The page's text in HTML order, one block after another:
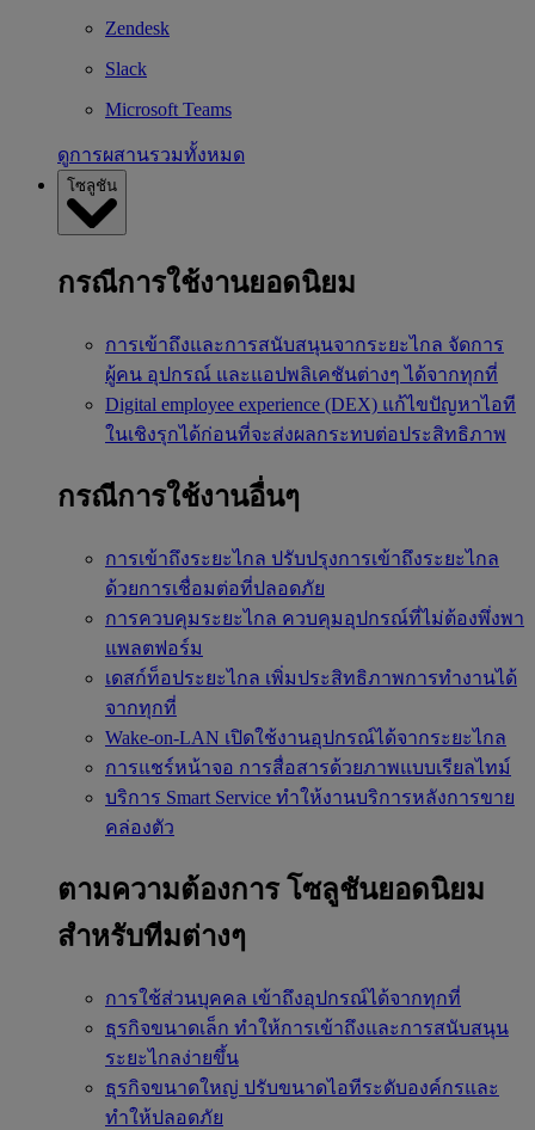
Zendesk
Slack
Microsoft Teams
ดูการผสานรวมทั้งหมด
โซลูชัน
กรณีการใช้งานยอดนิยม
การเข้าถึงและการสนับสนุนจากระยะไกล จัดการ
ผู้คน อุปกรณ์ และแอปพลิเคชันต่างๆ ได้จากทุกที่
Digital employee experience (DEX) แก้ไขปัญหาไอที
ในเชิงรุกได้ก่อนที่จะส่งผลกระทบต่อประสิทธิภาพ
กรณีการใช้งานอื่นๆ
การเข้าถึงระยะไกล ปรับปรุงการเข้าถึงระยะไกล
ด้วยการเชื่อมต่อที่ปลอดภัย
การควบคุมระยะไกล ควบคุมอุปกรณ์ที่ไม่ต้องพึ่งพา
แพลตฟอร์ม
เดสก์ท็อประยะไกล เพิ่มประสิทธิภาพการทำงานได้
จากทุกที่
Wake-on-LAN เปิดใช้งานอุปกรณ์ได้จากระยะไกล
การแชร์หน้าจอ การสื่อสารด้วยภาพแบบเรียลไทม์
บริการ Smart Service ทำให้งานบริการหลังการขาย
คล่องตัว
ตามความต้องการ โซลูชันยอดนิยม
สำหรับทีมต่างๆ
การใช้ส่วนบุคคล เข้าถึงอุปกรณ์ได้จากทุกที่
ธุรกิจขนาดเล็ก ทำให้การเข้าถึงและการสนับสนุน
ระยะไกลง่ายขึ้น
ธุรกิจขนาดใหญ่ ปรับขนาดไอทีระดับองค์กรและ
ทำให้ปลอดภัย